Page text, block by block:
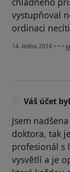
vystupňoval
ordinaci
14. ledna 2016 • • •
Váš účet
Jsem
doktora, tak
profesionál s
vysvětlí a je